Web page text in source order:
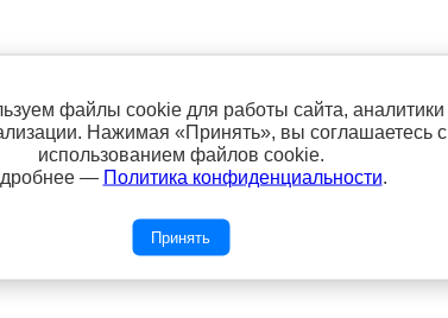
файлы cookie для работы сайта, аналитики
Нажимая «Принять», вы соглашаетесь с
использованием файлов cookie.
— Политика конфиденциальности
Принять